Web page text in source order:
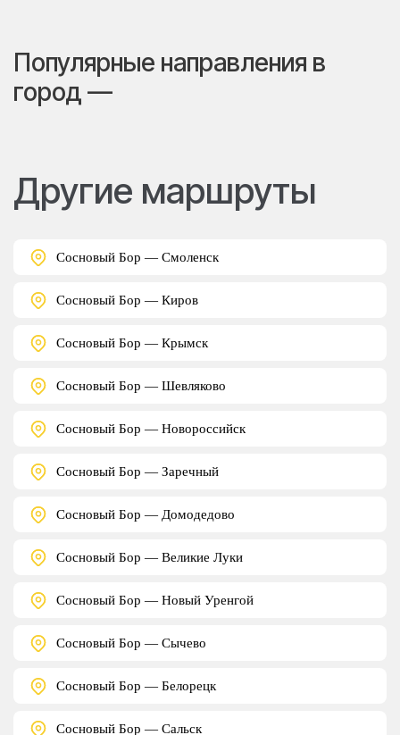
Популярные направления в
город —
Другие маршруты
Сосновый Бор — Смоленск
Сосновый Бор — Киров
Сосновый Бор — Крымск
Сосновый Бор — Шевляково
Сосновый Бор — Новороссийск
Сосновый Бор — Заречный
Сосновый Бор — Домодедово
Сосновый Бор — Великие Луки
Сосновый Бор — Новый Уренгой
Сосновый Бор — Сычево
Сосновый Бор — Белорецк
Сосновый Бор — Сальск